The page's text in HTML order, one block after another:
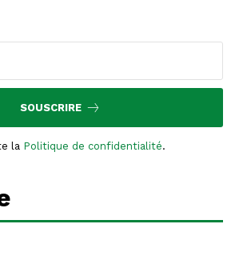
SOUSCRIRE
la Politique de confidentialité.